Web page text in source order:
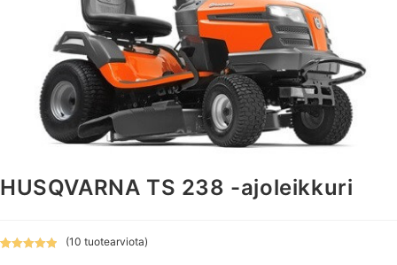
HUSQVARNA TS 238 -ajoleikkuri
(10 tuotearviota)